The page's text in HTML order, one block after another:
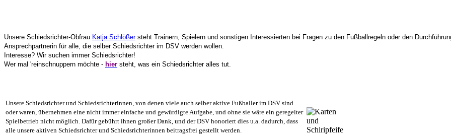
Unsere Schiedsrichter-Obfrau Katja Schlößersteht Trainern, Spielern und sonstigen Interessierten bei Fragen zu den Fußballregeln oder den
Ansprechpartnerin für alle, die selber Schiedsrichter im DSV werden wollen.
Interesse? Wir suchen immer Schiedsrichter!
Wer mal 'reinschnuppern möchte - hier steht, was ein Schiedsrichter alles tut.
Unsere Schiedsrichter und Schiedsrichterinnen, von denen viele auch selber aktive Fußballer im DSV sind
oder waren, übernehmen eine nicht immer einfache und gewürdigte Aufgabe, und ohne sie wäre ein geregelter
Spielbetrieb nicht möglich. Dafür gebührt ihnen großer Dank, und der DSV honoriert dies u.a. dadurch, dass
alle unsere aktiven Schiedsrichter und Schiedsrichterinnen beitragsfrei gestellt werden.